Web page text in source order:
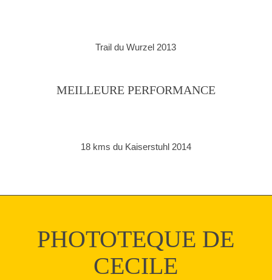
Trail du Wurzel 2013
MEILLEURE PERFORMANCE
18 kms du Kaiserstuhl 2014
PHOTOTEQUE DE
CECILE